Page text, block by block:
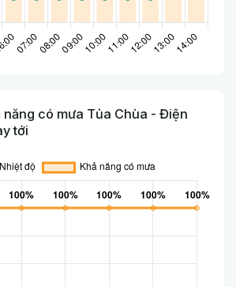
năng có mưa Tủa Chùa - Điện
tới